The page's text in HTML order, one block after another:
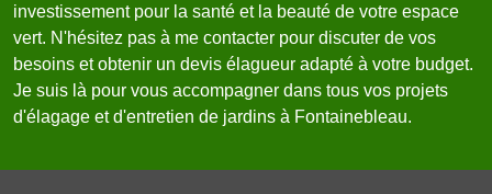
investissement pour la santé et la beauté de votre espace
vert. N'hésitez pas à me contacter pour discuter de vos
besoins et obtenir un devis élagueur adapté à votre budget.
Je suis là pour vous accompagner dans tous vos projets
d'élagage et d'entretien de jardins à Fontainebleau.